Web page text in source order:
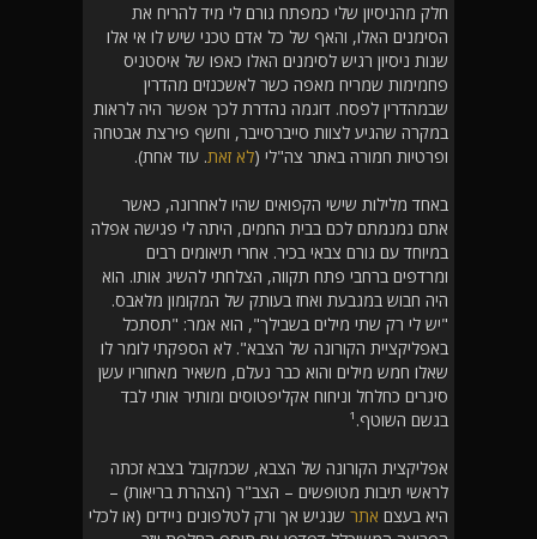
חלק מהניסיון שלי כמפתח גורם לי מיד להריח את
הסימנים האלו, והאף של כל אדם טכני שיש לו אי אלו
שנות ניסיון רגיש לסימנים האלו כאפו של איסטניס
פחמימות שמריח מאפה כשר לאשכנזים מהדרין
שבמהדרין לפסח. דוגמה נהדרת לכך אפשר היה לראות
במקרה שהגיע לצוות סייברסייבר, וחשף פירצת אבטחה
ופרטיות חמורה באתר צה"לי (לא זאת. עוד אחת).
באחד מלילות שישי הקפואים שהיו לאחרונה, כאשר
אתם נמנמתם לכם בבית החמים, היתה לי פגישה אפלה
במיוחד עם גורם צבאי בכיר. אחרי תיאומים רבים
ומרדפים ברחבי פתח תקווה, הצלחתי להשיג אותו. הוא
היה חבוש במגבעת ואחז בעותק של המקומון מלאבס.
"יש לי רק שתי מילים בשבילך", הוא אמר: "תסתכל
באפליקציית הקורונה של הצבא". לא הספקתי לומר לו
שאלו חמש מילים והוא כבר נעלם, משאיר מאחוריו עשן
סיגרים כחלחל וניחוח אקליפטוסים ומותיר אותי לבד
בגשם השוטף.¹
אפליקצית הקורונה של הצבא, שכמקובל בצבא זכתה
לראשי תיבות מטופשים – הצב"ר (הצהרת בריאות) –
היא בעצם אתר שנגיש אך ורק לטלפונים ניידים (או לכלי